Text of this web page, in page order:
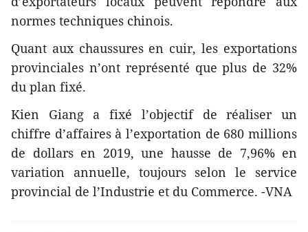
normes techniques chinois.
Quant aux chaussures en cuir, les exportations
provinciales n’ont représenté que plus de 32%
du plan fixé.
Kien Giang a fixé l’objectif de réaliser un
chiffre d’affaires à l’exportation de 680 millions
de dollars en 2019, une hausse de 7,96% en
variation annuelle, toujours selon le service
provincial de l’Industrie et du Commerce. -VNA